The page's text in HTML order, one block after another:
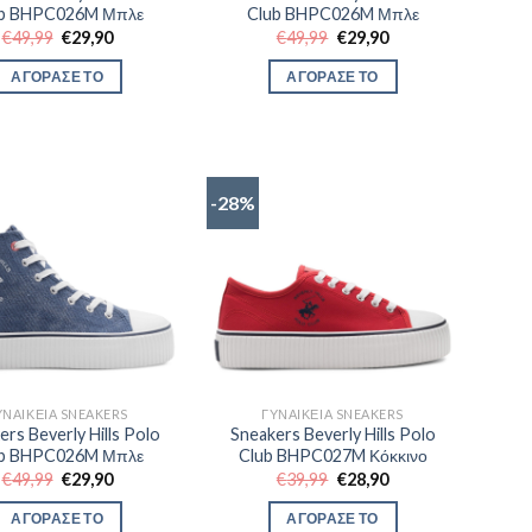
BHPC026M Μπλε
€49,99 Original
price
was:
€49,99.
€29,90Η
ΑΓΟΡΑΣΕ ΤΟ
Club BHPC026M Μπλε
€49,99 Original
price
was:
€49,99.
€29,90Η
ΑΓΟΡΑΣΕ ΤΟ
SNEAKERS
Beverly Hills Polo
BHPC026M Μπλε
€49,99 Original
price
was:
€49,99.
€29,90Η
ΑΓΟΡΑΣΕ ΤΟ
-28%
ΓΥΝΑΙΚΕΊΑ SNEAKERS
Sneakers Beverly Hills Polo
Club BHPC027M Κόκκινο
€39,99 Original
price
was:
€39,99.
€28,90Η
ΑΓΟΡΑΣΕ ΤΟ